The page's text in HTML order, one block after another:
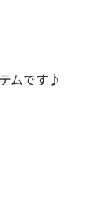
ムです♪